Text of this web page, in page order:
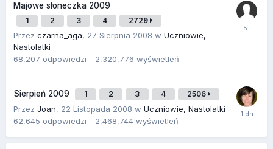
Majowe słoneczka 2009
1 2 3 4 2729
Przez czarna_aga, 27 Sierpnia 2008 w Uczniowie,
Nastolatki
68,207 odpowiedzi 2,320,776 wyświetleń
Sierpień 2009 1 2 3 4 2506
Przez Joan, 22 Listopada 2008 w Uczniowie, Nastolatki
62,645 odpowiedzi 2,468,744 wyświetleń